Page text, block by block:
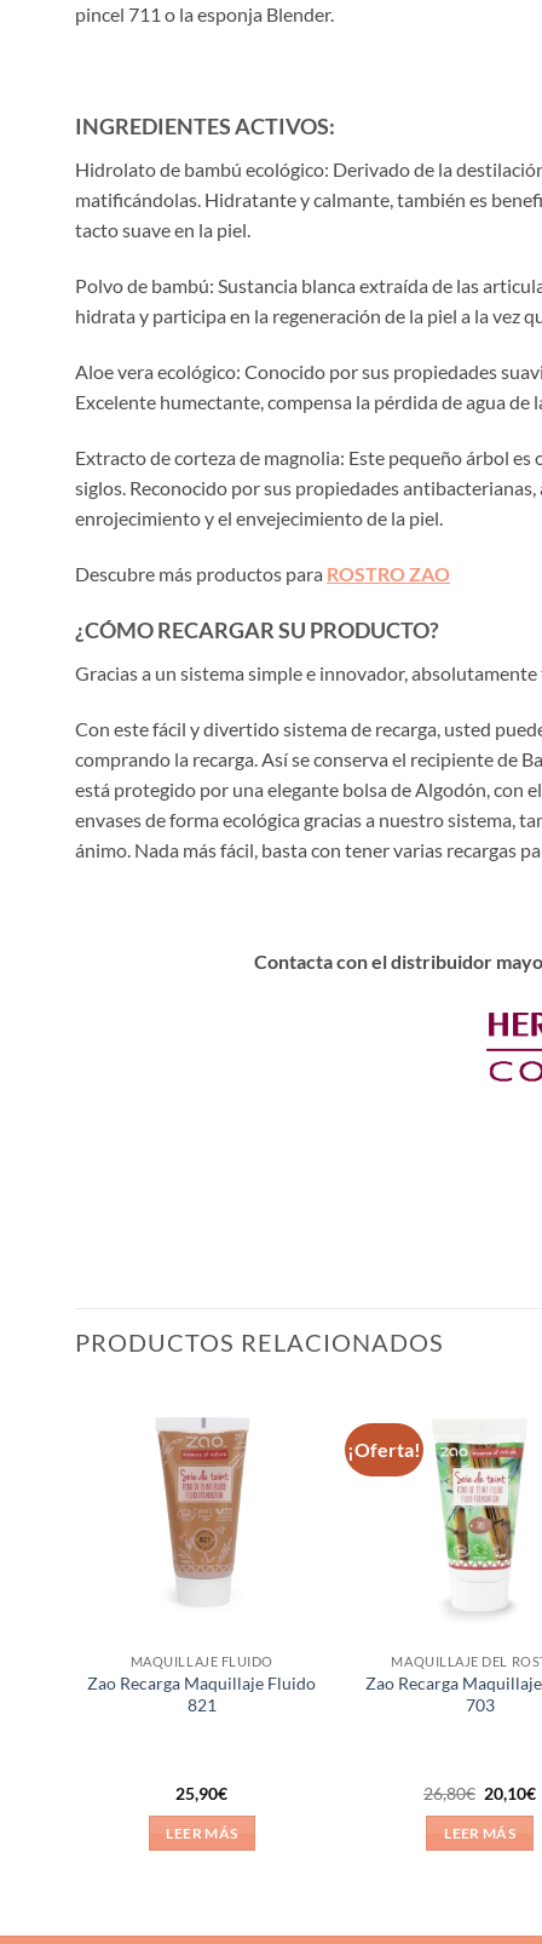
pincel 711 o la esponja Blender.
INGREDIENTES ACTIVOS:
Hidrolato de bambú ecológico: Derivado de la
matificándolas. Hidratante y calmante, también es
tacto suave en la piel.
Polvo de bambú: Sustancia blanca extraída de las
hidrata y participa en la regeneración de la piel a la vez
Aloe vera ecológico: Conocido por sus propiedades
Excelente humectante, compensa la pérdida de agua de
Extracto de corteza de magnolia: Este pequeño árbol
siglos. Reconocido por sus propiedades
enrojecimiento y el envejecimiento de la piel.
Descubre más productos para ROSTRO ZAO
¿CÓMO RECARGAR SU PRODUCTO?
Gracias a un sistema simple e innovador,
Con este fácil y divertido sistema de recarga, usted
comprando la recarga. Así se conserva el recipiente de
está protegido por una elegante bolsa de Algodón, con
envases de forma ecológica gracias a nuestro sistema,
ánimo. Nada más fácil, basta con tener varias recargas
Contacta con el distribuidor
PRODUCTOS RELACIONADOS
MAQUILLAJE FLUIDO
Zao Recarga Maquillaje Fluido
821
25,90€
LEER MÁS
¡Oferta!
MAQUILLAJE DEL
Zao Recarga
703
26,80€ El
precio
original
era:
20,10€
LEER MÁS